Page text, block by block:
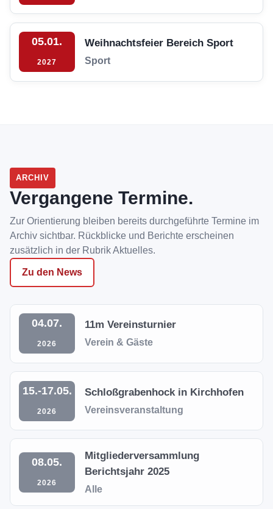
05.01.
2027
Weihnachtsfeier Bereich Sport
Sport
ARCHIV
Vergangene Termine.
Zur Orientierung bleiben bereits durchgeführte Termine im
Archiv sichtbar. Rückblicke und Berichte erscheinen
zusätzlich in der Rubrik Aktuelles.
Zu den News
04.07.
2026
11m Vereinsturnier
Verein & Gäste
15.-17.05.
2026
Schloßgrabenhock in Kirchhofen
Vereinsveranstaltung
08.05.
2026
Mitgliederversammlung
Berichtsjahr 2025
Alle